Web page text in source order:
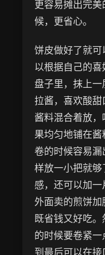
更容易摊出完
候，更省心。
饼皮做好了就
以根据自己的
盘子里，抹上
拉酱，喜欢酸
酱料混合着放
果均匀地铺在
卷的时候容易
样放一小把就
感，还可以加一
外面卖的煎饼
既省钱又好吃
的时候要卷紧
到最后可以在